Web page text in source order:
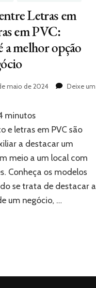
Letras em
em PVC:
a melhor opção
maio de 2024
Deixe um
minutos
e letras em PVC são
a destacar um
meio a um local com
Conheça os modelos
se trata de destacar a
um negócio, …